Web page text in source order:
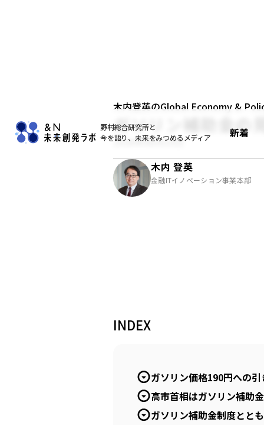
野村総合研究所と
今を語り、未来をみつめるメディア
新着
木内登英のGlobal Economy &
ガソリン補助金の
2026年06月10日
木内 登英
金融ITイノベーション事業本部
INDEX
ガソリン価格190円への
高市首相はガソリン補助
ガソリン補助金制度とと